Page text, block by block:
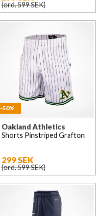
(ord. 599 SEK)
-50%
Oakland Athletics
Shorts Pinstriped Grafton
299 SEK
(ord. 599 SEK)